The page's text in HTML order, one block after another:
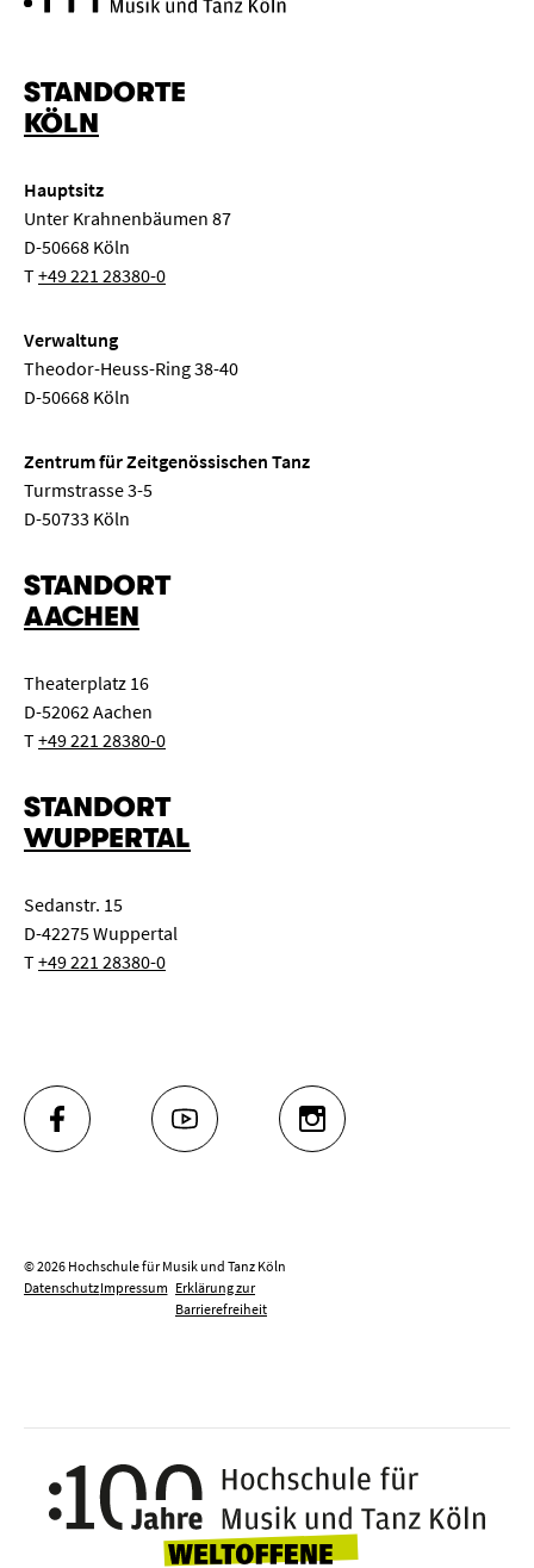
STANDORTE
KÖLN
Hauptsitz
Unter Krahnenbäumen 87
D-50668 Köln
T+49 221 28380-0
Verwaltung
Theodor-Heuss-Ring 38-40
D-50668 Köln
Zentrum für Zeitgenössischen Tanz
Turmstrasse 3-5
D-50733 Köln
STANDORT
AACHEN
Theaterplatz 16
D-52062 Aachen
T+49 221 28380-0
STANDORT
WUPPERTAL
Sedanstr. 15
D-42275 Wuppertal
T+49 221 28380-0
FACEBOOK YOUTUBE INSTAGRAM
© 2026 Hochschule für Musik und Tanz Köln
DatenschutzImpressum Erklärung zur
Barrierefreiheit